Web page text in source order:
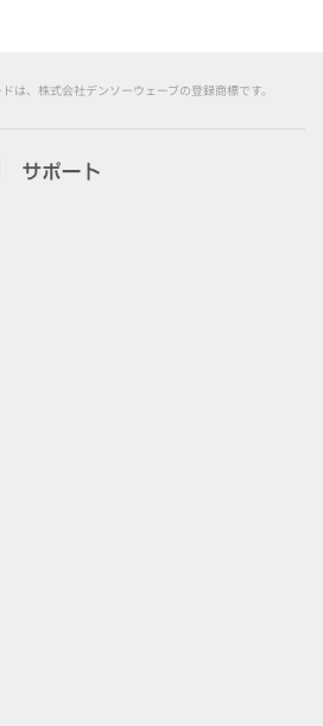
は、株式会社デンソーウェーブの登録商標です。